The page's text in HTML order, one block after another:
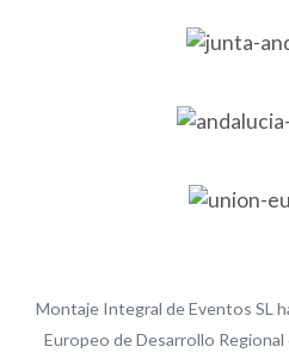
Montaje Integral de Eventos SL
Europeo de Desarrollo